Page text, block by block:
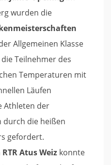
wurden die
Allgemeinen Klasse
Teilnehmer des
Temperaturen mit
Läufen
Athleten der
durch die heißen
gefordert.
RTR Atus Weiz konnte